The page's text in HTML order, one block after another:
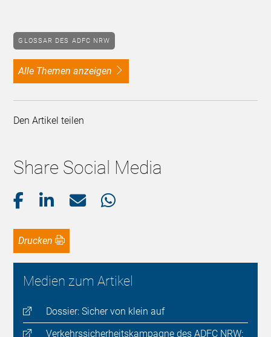
GLOSSAR DES ADFC NRW
alle Themen anzeigen
Den Artikel teilen
Share Social Media
Drucken
Medien zum Artikel
Dossier: Sicher von klein auf
Verkehrssicherheitskampagne des ADFC NRW: